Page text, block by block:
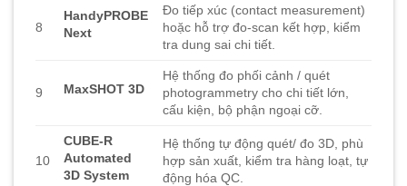
8
HandyPROBE
Next
Đo tiếp xúc (contact measurement)
hoặc hỗ trợ đo-scan kết hợp, kiểm
tra dung sai chi tiết.
9 MaxSHOT 3D
Hệ thống đo phối cảnh / quét
photogrammetry cho chi tiết lớn,
cấu kiện, bộ phận ngoại cỡ.
10
CUBE-R
Automated
3D System
Hệ thống tự động quét/ đo 3D, phù
hợp sản xuất, kiểm tra hàng loạt, tự
động hóa QC.